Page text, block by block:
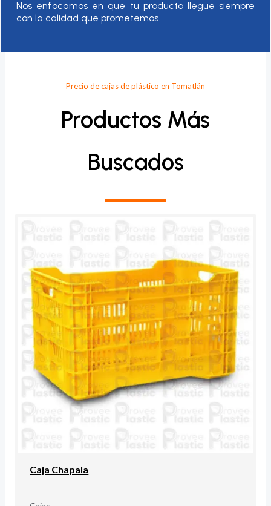
Nos enfocamos en que tu producto llegue siempre
con la calidad que prometemos.
Precio de cajas de plástico en Tomatlán
Productos Más
Buscados
Caja Chapala